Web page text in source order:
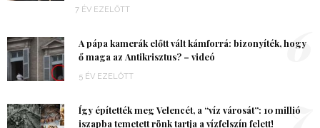
7 ÉV EZELŐTT
A pápa kamerák előtt vált kámforrá: bizonyíték, hogy
ő maga az Antikrisztus? – videó
5 ÉV EZELŐTT
6
Így építették meg Velencét, a “víz városát”: 10 millió
iszapba temetett rönk tartja a vízfelszín felett!
7